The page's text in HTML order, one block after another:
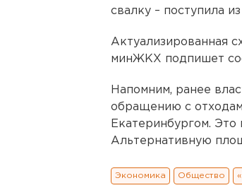
свалку – поступила
Актуализированная
минЖКХ подпишет
Напомним, ранее
обращению с
Екатеринбургом.
Альтернативную
Экономика Общество